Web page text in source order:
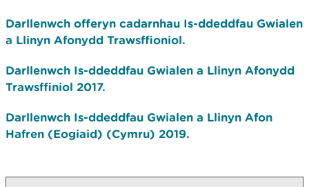
Darllenwch offeryn cadarnhau Is-ddeddfau Gwialen
a Llinyn Afonydd Trawsffioniol.
Darllenwch Is-ddeddfau Gwialen a Llinyn Afonydd
Trawsffiniol 2017.
Darllenwch Is-ddeddfau Gwialen a Llinyn Afon
Hafren (Eogiaid) (Cymru) 2019.